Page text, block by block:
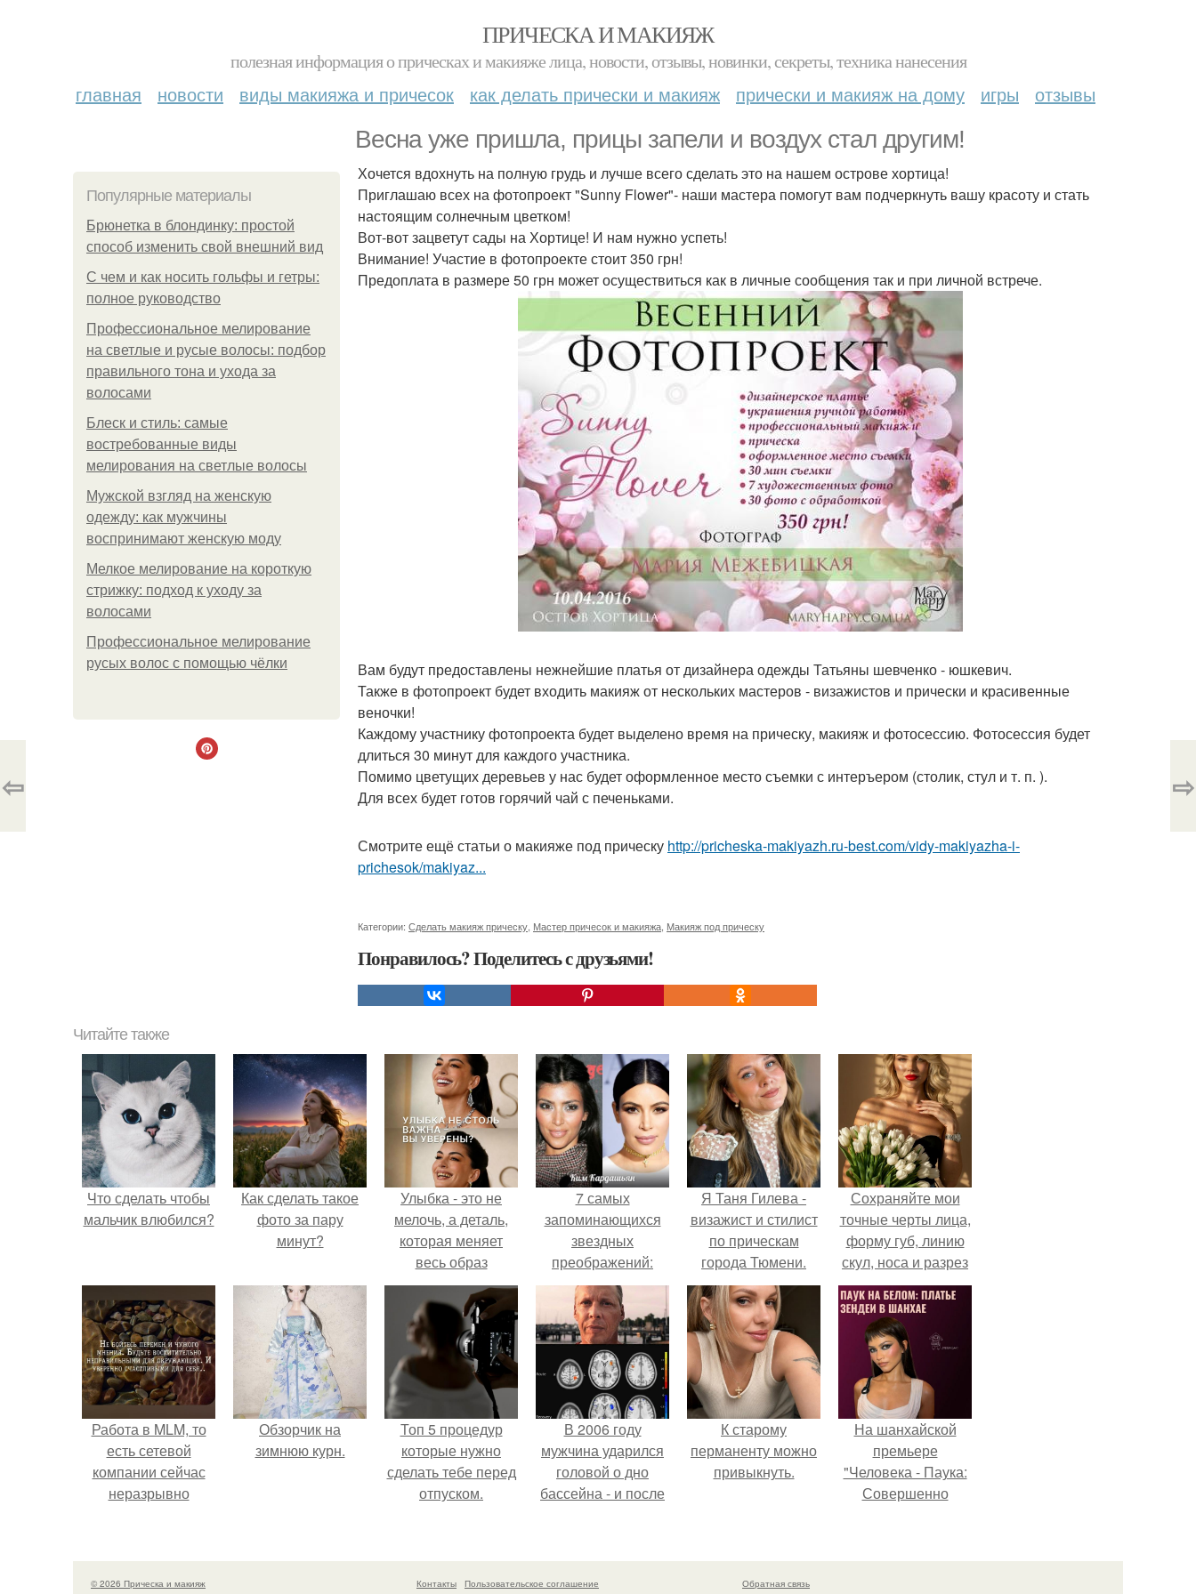
ПРИЧЕСКА И МАКИЯЖ
полезная информация о прическах и макияже лица, новости, отзывы, новинки, секреты, техника нанесения
главная новости виды макияжа и причесок как делать прически и макияж прически и макияж на дому игры отзывы
Весна уже пришла, прицы запели и воздух стал другим!
Популярные материалы
Брюнетка в блондинку: простой
способ изменить свой внешний вид
С чем и как носить гольфы и гетры:
полное руководство
Профессиональное мелирование
на светлые и русые волосы: подбор
правильного тона и ухода за
волосами
Блеск и стиль: самые
востребованные виды
мелирования на светлые волосы
Мужской взгляд на женскую
одежду: как мужчины
воспринимают женскую моду
Мелкое мелирование на короткую
стрижку: подход к уходу за
волосами
Профессиональное мелирование
русых волос с помощью чёлки
Хочется вдохнуть на полную грудь и лучше всего сделать это на нашем острове хортица!
Приглашаю всех на фотопроект "Sunny Flower"- наши мастера помогут вам подчеркнуть вашу красоту и стать
настоящим солнечным цветком!
Вот-вот зацветут сады на Хортице! И нам нужно успеть!
Внимание! Участие в фотопроекте стоит 350 грн!
Предоплата в размере 50 грн может осуществиться как в личные сообщения так и при личной встрече.
Вам будут предоставлены нежнейшие платья от дизайнера одежды Татьяны шевченко - юшкевич.
Также в фотопроект будет входить макияж от нескольких мастеров - визажистов и прически и красивенные
веночки!
Каждому участнику фотопроекта будет выделено время на прическу, макияж и фотосессию. Фотосессия будет
длиться 30 минут для каждого участника.
Помимо цветущих деревьев у нас будет оформленное место съемки с интеръером (столик, стул и т. п. ).
Для всех будет готов горячий чай с печеньками.
Смотрите ещё статьи о макияже под прическу http://pricheska-makiyazh.ru-best.com/vidy-makiyazha-i-
prichesok/makiyaz...
Категории: Сделать макияж прическу Мастер причесок и макияжа Макияж под прическу
Понравилось? Поделитесь с друзьями!
⇦ ⇨
Читайте также
Что сделать чтобы
мальчик влюбился?
Как сделать такое
фото за пару
минут?
Улыбка - это не
мелочь, а деталь,
которая меняет
весь образ
человека.
7 самых
запоминающихся
звездных
преображений:
Я Таня Гилева -
визажист и стилист
по прическам
города Тюмени.
Сохраняйте мои
точные черты лица,
форму губ, линию
скул, носа и разрез
глаз.
Работа в MLM, то
есть сетевой
компании сейчас
неразрывно
своей страницы в
соц сетях.
Обзорчик на
зимнюю курн.
Топ 5 процедур
которые нужно
сделать тебе перед
отпуском.
В 2006 году
мужчина ударился
головой о дно
бассейна - и после
странным образом.
К старому
перманенту можно
привыкнуть.
На шанхайской
премьере
"Человека - Паука:
Совершенно
просто очередной
© 2026 Прическа и макияж Контакты Пользовательское соглашение Обратная связь